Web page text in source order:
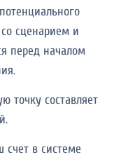
со сценарием и
перед началом
точку составляет
в системе